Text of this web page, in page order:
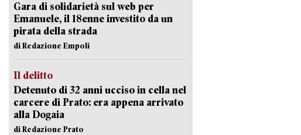
Gara di solidarietà sul web per
Emanuele, il 18enne investito da un
pirata della strada
di Redazione Empoli
Il delitto
Detenuto di 32 anni ucciso in cella nel
carcere di Prato: era appena arrivato
alla Dogaia
di Redazione Prato